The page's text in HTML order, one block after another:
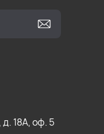
18А, оф. 5